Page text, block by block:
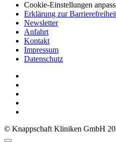
Cookie-Einstellungen
Erklärung zur
Newsletter
Anfahrt
Kontakt
Impressum
Datenschutz
© Knappschaft Kliniken GmbH